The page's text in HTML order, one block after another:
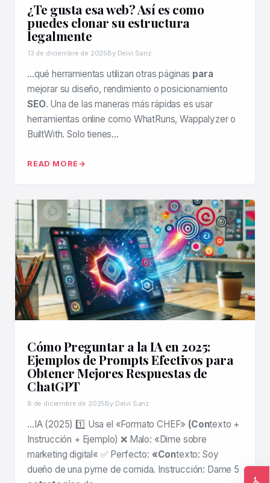
¿Te gusta esa web? Así es como
puedes clonar su estructura
legalmente
13 de diciembre de 2025By Deivi Sanz
…qué herramientas utilizan otras páginas para
mejorar su diseño, rendimiento o posicionamiento
SEO. Una de las maneras más rápidas es usar
herramientas online como WhatRuns, Wappalyzer o
BuiltWith. Solo tienes…
READ MORE
Cómo Preguntar a la IA en 2025:
Ejemplos de Prompts Efectivos para
Obtener Mejores Respuestas de
ChatGPT
8 de diciembre de 2025By Deivi Sanz
…IA (2025) 1️⃣ Usa el «Formato CHEF» (Contexto +
Instrucción + Ejemplo) ❌ Malo: «Dime sobre
marketing digital« ✅ Perfecto: «Contexto: Soy
dueño de una pyme de comida. Instrucción: Dame 5